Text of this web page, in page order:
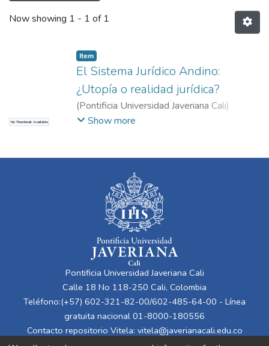
Now showing 1 - 1 of 1
No Thumbnail Available
Item
El Sistema Jurídico Andino:
¿Utopía o realidad jurídica?
(Pontificia Universidad Javeriana Cali)
Espíndola Scarpetta, Carlos Alberto
Show more
Pontificia Universidad Javeriana Cali
Calle 18 No 118-250 Cali, Colombia
Teléfono:(+57) 602-321-82-00/602-485-64-00 - Línea
gratuita nacional 01-8000-180556
Contacto repositorio Vitela: vitela@javerianacali.edu.co